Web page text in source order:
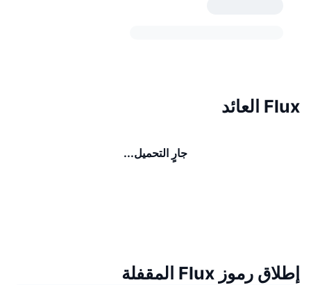
Flux العائد
جارٍ التحميل...
إطلاق رموز Flux المقفلة